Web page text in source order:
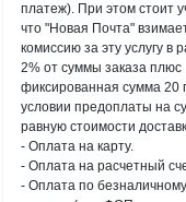
платеж). При этом стоит
что "Новая Почта"
комиссию за эту услугу в
2% от суммы заказа плюс
фиксированная сумма 20
условии предоплаты на
равную стоимости
- Оплата на карту.
- Оплата на расчетный
- Оплата по безналичному